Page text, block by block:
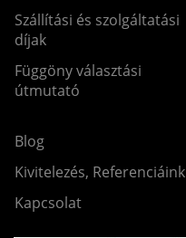
Szállítási és szolgáltatási
díjak
Függöny választási
útmutató
Blog
Kivitelezés, Referenciáink
Kapcsolat